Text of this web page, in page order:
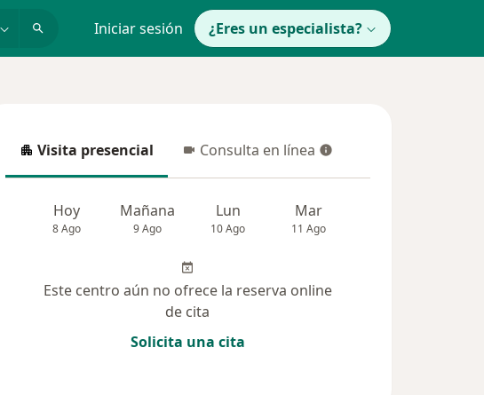
Iniciar sesión ¿Eres un especialista?
Visita presencial
Visita presencial Consulta en línea
Consulta en línea
Hoy
8 Ago
Mañana
9 Ago
Lun
10 Ago
Mar
11 Ago
Este centro aún no ofrece la reserva online
de cita
Solicita una cita